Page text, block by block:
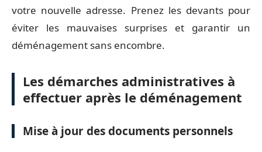
votre nouvelle adresse. Prenez les devants pour
éviter les mauvaises surprises et garantir un
déménagement sans encombre.
Les démarches administratives à
effectuer après le déménagement
Mise à jour des documents personnels